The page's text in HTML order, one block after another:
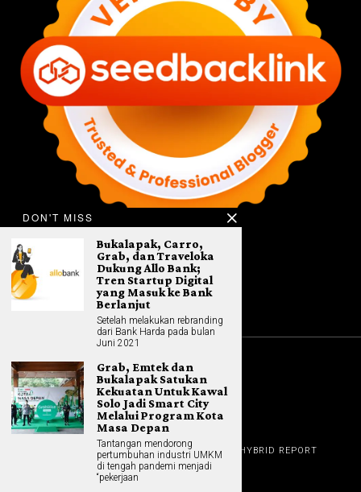
©2026All rights reserved. Hybrid.co.id
GADGET
GAME NEWS AI (NEW TECH)
HYBRID REPORT
HYBRID LIFESTYLE
HOME APPLIANCES
ABOUT
CONTACT
DON'T MISS
Bukalapak, Carro,
Grab, dan Traveloka
Dukung Allo Bank;
Tren Startup Digital
yang Masuk ke Bank
Berlanjut
Setelah melakukan rebranding
dari Bank Harda pada bulan
Juni 2021
Grab, Emtek dan
Bukalapak Satukan
Kekuatan Untuk Kawal
Solo Jadi Smart City
Melalui Program Kota
Masa Depan
Tantangan mendorong
pertumbuhan industri UMKM
di tengah pandemi menjadi
“pekerjaan